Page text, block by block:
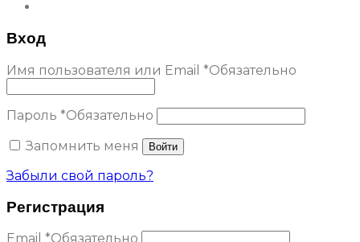
Вход
Имя пользователя или Email *Обязательно
Пароль *Обязательно
Запомнить меня
Войти
Забыли свой пароль?
Регистрация
Email *Обязательно